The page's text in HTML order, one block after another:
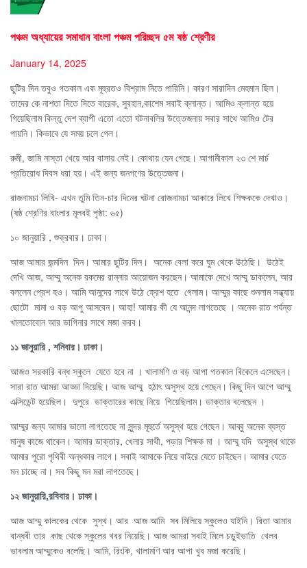
পঞ্চম অধ্যায়ের সমাধান বাংলা পঞ্চম পরিচ্ছদ ৫ম ষষ্ঠ শ্রেণীর
January 14, 2025
ছুটির দিন তবুও গতকাল এক মূহুরতও বিশ্রাম নিতে পারিনি। কারণ সারাদিন মেহমান ছিল।
তাদের কে নাশতা দিতে দিতে বারেক, সুবহান,কাশেম সবাই ক্লান্ত। আমিও ক্লান্ত হয়ে
গিয়েছিলাম কিন্তু দেশ ব্যাপী এতো এতো ঘটনাবলির উত্তেজনায় সবার সাথে আমিও টের
পায়নি। কিভাবে যে সময় চলে গেল।
রুমী, জামি নাস্তা খেয়ে আর বাসায় নেই। কোথায় যেন গেছে। আগামীকাল ২৩ শে মার্চ
প্রতিরোধ দিবস ধরা হয়। এই জন্য জনগণের উত্তেজনা।
রাজনামচা লিখি- এখন তুমি তিন-চার দিনের ঘটনা রোজনামচা আকারে লিখে শিক্ষককে দেখাও।
(ষষ্ঠ শ্রেণির বাংলার মূলবই পৃষ্ঠা: ৬৫)
১০ জানুয়ারি , শুক্রবার। ঢাকা।
আজ আমার জন্মদিন দিন। আমার ছুটির দিন। অনেক বেলা করে ঘুম থেকে উঠেছি। উঠেই
দেখি আজ, আম্মু অনেক রকমের রান্নার আয়োজন করছেন। আমাকে দেখে আম্মু ডাকলেন, আর
বললেন প্রেশ হও। আমি আনন্দের সাথে উঠে ফ্রেশ হতে গেলাম। আম্মুর কাছে শুনলাম সন্ধ্যায়
ছোটো মামা ও বড় আপু আসবেন। আহা! আমার কী যে আনন্দ লাগতেছে । অনেক রাত পর্যন্ত
খালতোবোন আর ভাগিনার সাথে মজা করব।
১১ জানুয়ারি , শনিবার। ঢাকা।
আজও সরকারি বন্ধ স্কুলে যেতে হবে না । খালামণি ও বড় আপা গতকাল বিকেলে এসেছেন।
সারা রাত আমরা আড্ডা দিয়েছি। আজ আম্মু হঠাৎ অসুস্থ হয়ে গেছেন। কিছু দিন আগে আম্মু
এক্সিডেন্ট হয়েছিল। দুপুরে ডাক্তারের কাছে নিয়ে গিয়েছিলাম। ডাক্তার বলেছেন ।
আম্মুর জন্য আমার ভালো লাগতেছে না সুন্দর মূহুর্তে অসুস্থ হয়ে গেছেন। আব্বু অনেক ব্যস্ত
মানুষ কাজে থাকেন। আমার ডাক্তার, খেলার সাথী, পড়ার শিক্ষক মা । আম্মু যদি অসুস্থ থাকে
আমার পুরো পৃথিবী অন্ধকার লাগে। সবাই আমাকে নিয়ে বাইরে যেতে চাইছেন। আমার যেতে
মন চাচ্ছে না। সব কিছু মন মরা লাগতেছে।
১২ জানুয়ারি,রবিবার। ঢাকা।
আজ আম্মু কালকের থেকে সুস্থ। আর আজ আমি সব মিলিয়ে স্কুলেও যাইনি। রিতা আমার
বান্ধবী তার কাছ থেকে স্কুলের খবর নিয়েছি। আজ আমরা সবাই মিলে চড়ুইভাতি খেলব
ভাবলাম আম্মুকেও বলেছি। আমি, রিংকি, খালামণি আর আপা খুব মজা করেছি।